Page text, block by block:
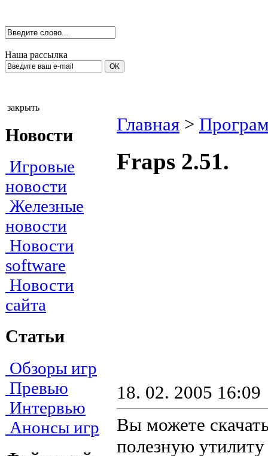
Наша рассылка
закрыть
Новости
Игровые
новости
Железные
новости
Новости
software
Новости
сайта
Статьи
Обзоры игр
Превью
Интервью
Анонсы игр
Главная >
Fraps 2.51.
18. 02. 2005 16:09
Вы можете
полезную